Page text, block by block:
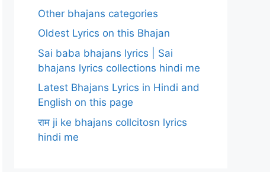
Other bhajans categories
Oldest Lyrics on this Bhajan
Sai baba bhajans lyrics | Sai
bhajans lyrics collections hindi me
Latest Bhajans Lyrics in Hindi and
English on this page
राम ji ke bhajans collcitosn lyrics
hindi me